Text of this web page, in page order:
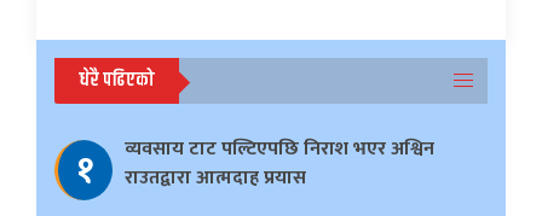
धेरै पढिएको
१
व्यवसाय टाट पल्टिएपछि निराश भएर अश्विन
राउतद्वारा आत्मदाह प्रयास